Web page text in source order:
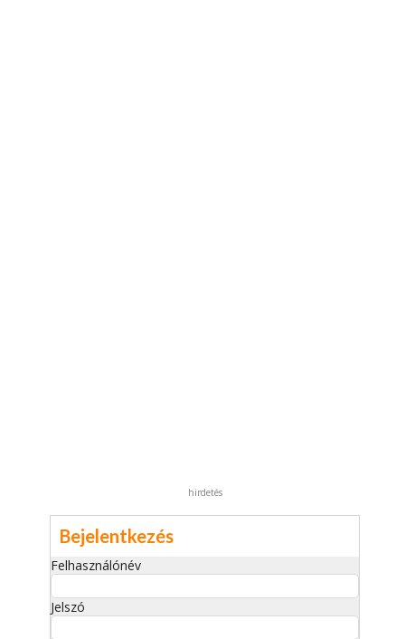
hirdetés
Bejelentkezés
Felhasználónév
Jelszó